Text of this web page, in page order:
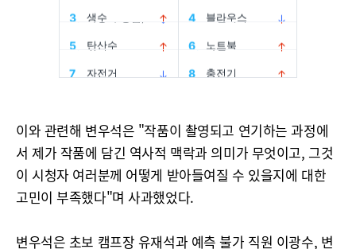
이와 관련해 변우석은 "작품이 촬영되고 연기하는 과정에
서 제가 작품에 담긴 역사적 맥락과 의미가 무엇이고, 그것
이 시청자 여러분께 어떻게 받아들여질 수 있을지에 대한
고민이 부족했다"며 사과했었다.
변우석은 초보 캠프장 유재석과 예측 불가 직원 이광수, 변